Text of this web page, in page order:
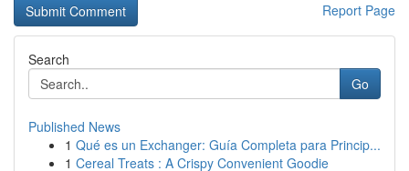
Report Page
Search
Go
Published News
1 Qué es un Exchanger: Guía Completa para Princip...
1 Cereal Treats : A Crispy Convenient Goodie